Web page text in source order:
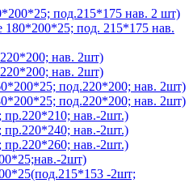
под.215*175 нав. 2 шт)
180*200*25; под. 215*175 нав.
нав. 2шт)
нав. 2шт)
под.220*200; нав. 2шт)
под.220*200; нав. 2шт)
нав.-2шт.)
нав.-2шт.)
нав.-2шт.)
2шт)
-2шт;